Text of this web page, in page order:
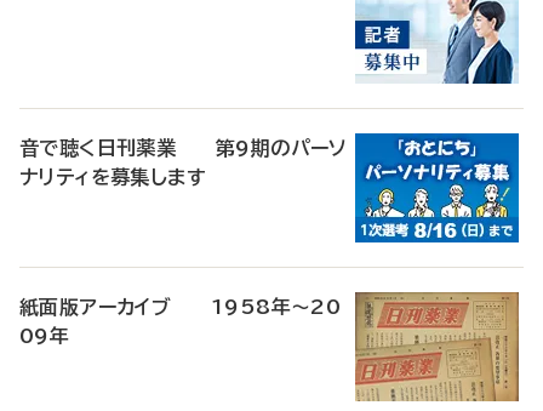
音で聴く日刊薬業 第9期のパーソ
ナリティを募集します
紙面版アーカイブ 1958年～20
09年